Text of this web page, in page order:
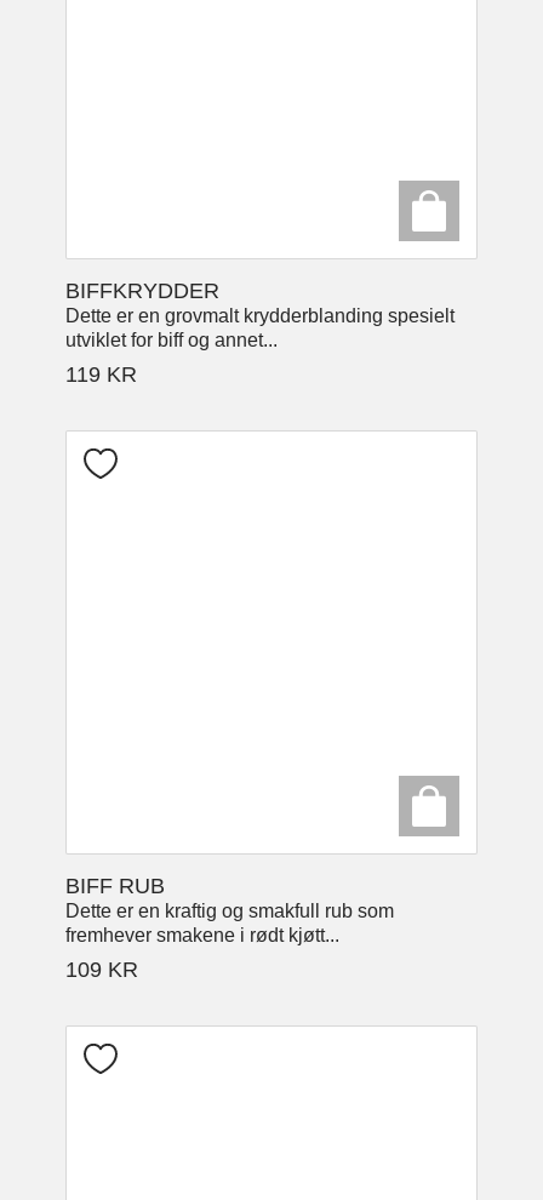
BIFFKRYDDER
Dette er en grovmalt krydderblanding spesielt
utviklet for biff og annet...
119 KR
BIFF RUB
Dette er en kraftig og smakfull rub som
fremhever smakene i rødt kjøtt...
109 KR